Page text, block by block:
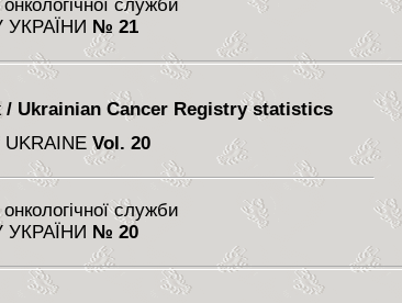
служби
№ 21
/ Ukrainian Cancer Registry statistics
UKRAINE Vol. 20
служби
№ 20